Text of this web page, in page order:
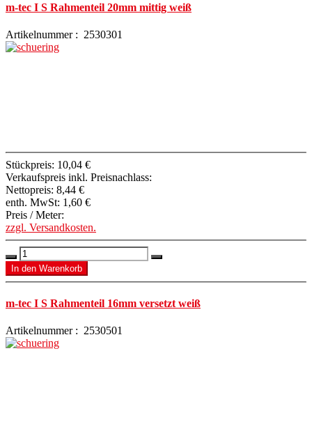
m-tec I S Rahmenteil 20mm mittig weiß
Artikelnummer : 2530301
Stückpreis: 10,04 €
Verkaufspreis inkl. Preisnachlass:
Nettopreis: 8,44 €
enth. MwSt: 1,60 €
Preis / Meter:
zzgl. Versandkosten.
m-tec I S Rahmenteil 16mm versetzt weiß
Artikelnummer : 2530501